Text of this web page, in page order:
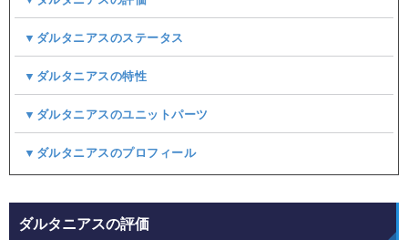
▼ダルタニアスのステータス
▼ダルタニアスの特性
▼ダルタニアスのユニットパーツ
▼ダルタニアスのプロフィール
ダルタニアスの評価